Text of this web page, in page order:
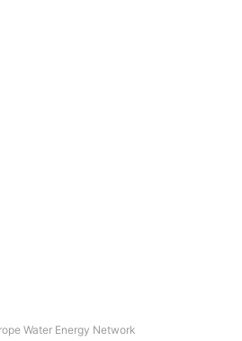
Water Energy Network